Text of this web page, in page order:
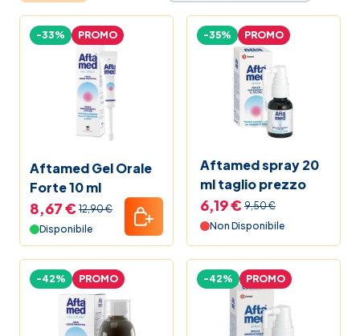
Farmaci
Veterinari
Naturopatia
Promozioni
Vitamina C
La nostra linea
Elenco Farmaci
Aftamed Gel Orale
Forte 10 ml
-33% PROMO
8,67 € 12,90 €
Disponibile
Aftamed spray 20
ml taglio prezzo
-35% PROMO
6,19 € 9,50 €
Non Disponibile
-42% PROMO -42% PROMO